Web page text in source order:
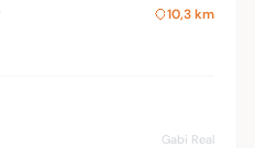
10,3 km
Gabi Real